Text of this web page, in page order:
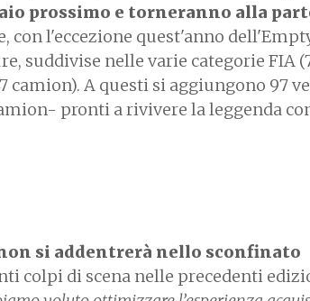
prossimo e torneranno alla
con l'eccezione quest'anno
suddivise nelle varie categorie FIA
camion). A questi si aggiungono 97
pronti a rivivere la leggenda
si addentrerà nello sconfinato
colpi di scena nelle precedenti